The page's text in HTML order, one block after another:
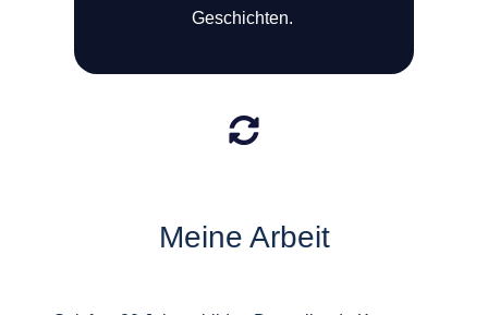
Geschichten.
Meine Arbeit